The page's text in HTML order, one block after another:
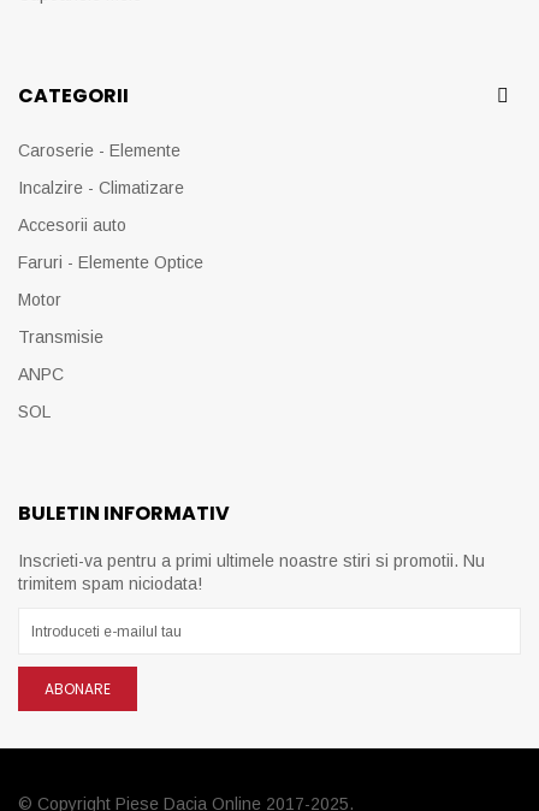
CATEGORII
Caroserie - Elemente
Incalzire - Climatizare
Accesorii auto
Faruri - Elemente Optice
Motor
Transmisie
ANPC
SOL
BULETIN INFORMATIV
Inscrieti-va pentru a primi ultimele noastre stiri si promotii. Nu
trimitem spam niciodata!
ABONARE
© Copyright Piese Dacia Online 2017-2025.